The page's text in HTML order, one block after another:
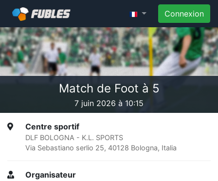
Connexion
Match de Foot à 5
7 juin 2026 à 10:15
Centre sportif
DLF BOLOGNA - K.L. SPORTS
Via Sebastiano serlio 25, 40128 Bologna, Italia
Organisateur